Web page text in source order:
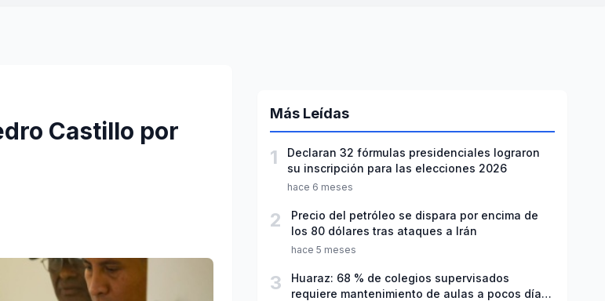
Castillo por
Más Leídas
1
Declaran 32 fórmulas presidenciales lograron
su inscripción para las elecciones 2026
hace 6 meses
2
Precio del petróleo se dispara por encima de
los 80 dólares tras ataques a Irán
hace 5 meses
3
Huaraz: 68 % de colegios supervisados
requiere mantenimiento de aulas a pocos días